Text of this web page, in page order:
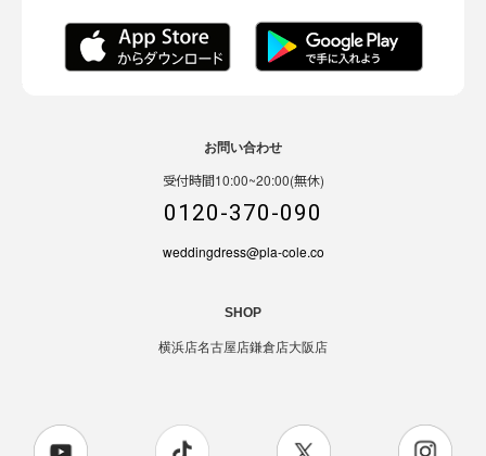
お問い合わせ
受付時間10:00~20:00(無休)
0120-370-090
weddingdress@pla-cole.co
SHOP
横浜店名古屋店鎌倉店大阪店